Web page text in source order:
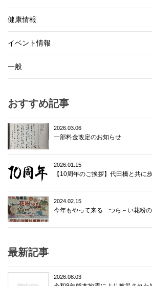
健康情報
イベント情報
一般
おすすめ記事
2026.03.06
一部料金改定のお知らせ
2026.01.15
【10周年のご挨拶】代田橋と共に
2024.02.15
今年もやって来る つら－い花粉
最新記事
2026.08.03